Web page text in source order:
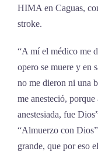
HIMA en Caguas,
stroke.
“A mí el médico me
opero se muere y en
no me dieron ni una
me anesteció, porque
anestesiada, fue
“Almuerzo con
grande, que por eso